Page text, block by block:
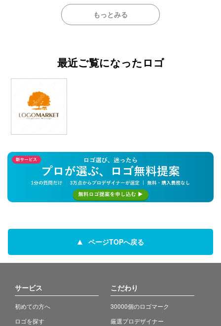
もっとみる
最近ご覧になったロゴ
ページTOPへ戻る
サービス
初めての方へ
ロゴを探す
こだわり
30000個のロゴマーク
厳選プロデザイナー